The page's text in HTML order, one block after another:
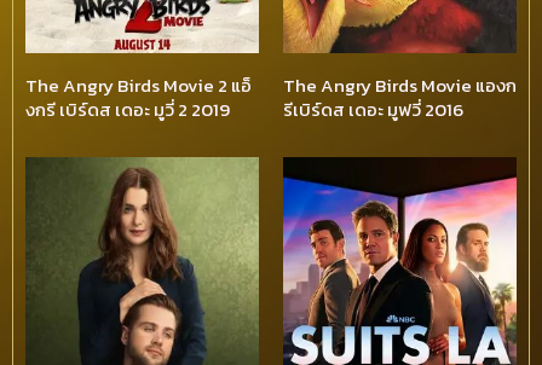
The Angry Birds Movie 2 แอ็
งกรี เบิร์ดส เดอะ มูวี่ 2 2019
The Angry Birds Movie แองก
รีเบิร์ดส เดอะ มูฟวี่ 2016